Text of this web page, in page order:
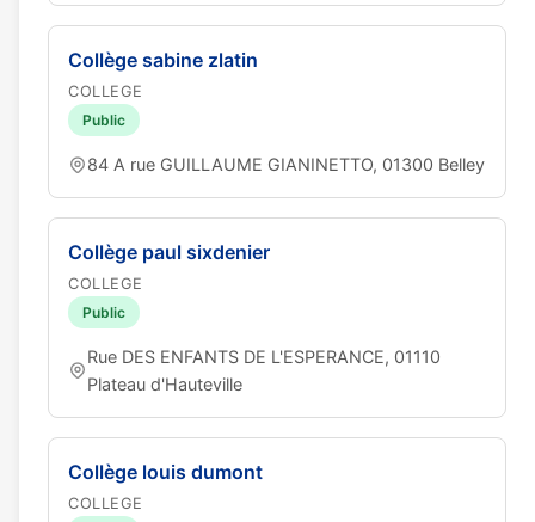
Collège sabine zlatin
COLLEGE
Public
84 A rue GUILLAUME GIANINETTO, 01300 Belley
Collège paul sixdenier
COLLEGE
Public
Rue DES ENFANTS DE L'ESPERANCE, 01110
Plateau d'Hauteville
Collège louis dumont
COLLEGE